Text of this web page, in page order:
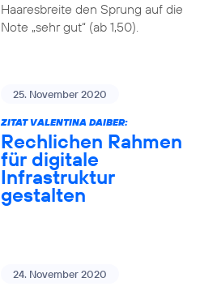
Haaresbreite den Sprung auf die
Note „sehr gut“ (ab 1,50).
25. November 2020
ZITAT VALENTINA DAIBER:
Rechlichen Rahmen
für digitale
Infrastruktur
gestalten
24. November 2020